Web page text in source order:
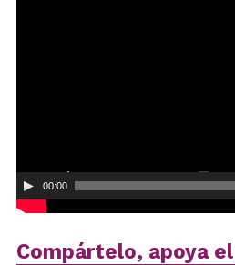
00:00
Compártelo, apoya